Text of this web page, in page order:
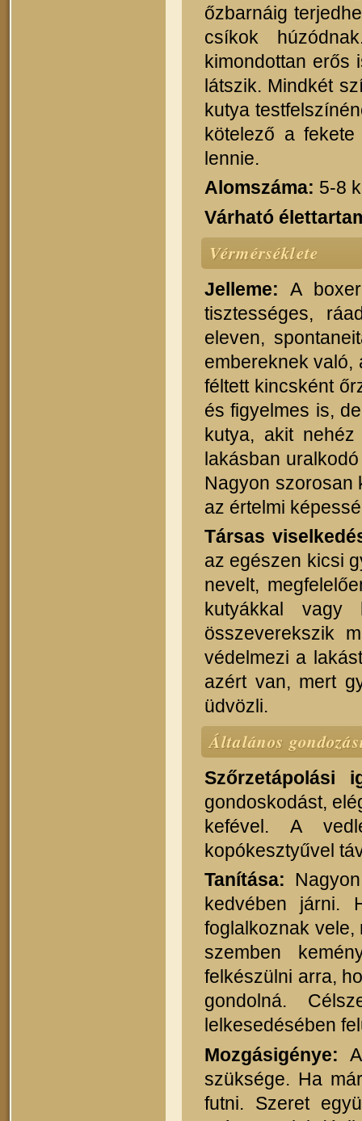
őzbarnáig
csíkok
kimondottan erős
látszik. Mindkét
kutya
kötelező a
lennie.
Alomszáma: 5-8
Várható
Vérmérséklete
Jelleme: A
tisztességes,
eleven,
embereknek való,
féltett kincsként
és figyelmes is,
kutya, akit
lakásban
Nagyon szorosan
az értelmi
Társas
az egészen kicsi
nevelt,
kutyákkal vagy
összeverekszik
védelmezi a
azért van, mert
üdvözli.
Általános
Szőrzetápolási
gondoskodást,
kefével. A
kopókesztyűvel
Tanítása:
kedvében járni.
foglalkoznak
szemben
felkészülni arra,
gondolná.
lelkesedésében
Mozgásigénye:
szüksége. Ha
futni. Szeret